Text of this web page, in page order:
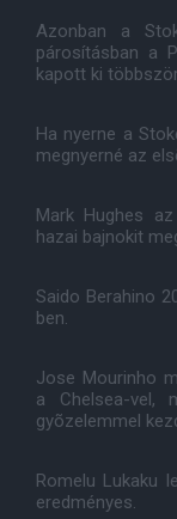
Azonban a
párosításban a
kapott ki
Ha nyerne a
megnyerné az
Mark Hughes
hazai bajnokit
Saido Berahino
ben.
Jose Mourinho
a Chelsea-vel,
gyõzelemmel
Romelu Lukaku
eredményes.